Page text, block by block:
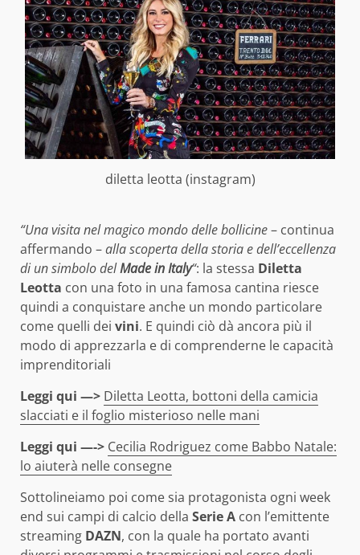
diletta leotta (instagram)
“Una visita nel magico mondo delle bollicine– continua
affermando –alla scoperta della storia e dell’eccellenza
di un simbolo delMade in Italy“: la stessa Diletta
Leotta con una foto in una famosa cantina riesce
quindi a conquistare anche un mondo particolare
come quelli dei vini. E quindi ciò dà ancora più il
modo di apprezzarla e di comprenderne le capacità
imprenditoriali
Leggi qui —> Diletta Leotta, bottoni della camicia
slacciati e il foglio misterioso nelle mani
Leggi qui —-> Cecilia Rodriguez come Babbo Natale:
lo aiuterà nelle consegne
Sottolineiamo poi come sia protagonista ogni week
end sui campi di calcio della Serie A con l’emittente
streaming DAZN, con la quale ha portato avanti